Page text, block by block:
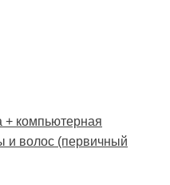
+ компьютерная
и волос (первичный